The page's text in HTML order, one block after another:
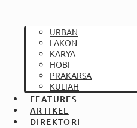
URBAN
LAKON
KARYA
HOBI
PRAKARSA
KULIAH
FEATURES
ARTIKEL
DIREKTORI